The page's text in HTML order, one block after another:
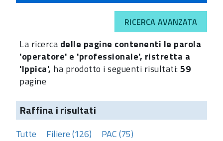
RICERCA AVANZATA
La ricerca delle pagine contenenti le parola
'operatore' e 'professionale', ristretta a
'Ippica', ha prodotto i seguenti risultati:59
pagine
Raffina i risultati
Tutte Filiere (126)
PAC (75)